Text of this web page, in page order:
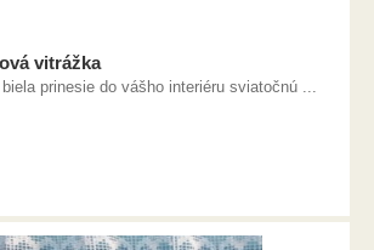
vitrážka
prinesie do vášho interiéru sviatočnú ...